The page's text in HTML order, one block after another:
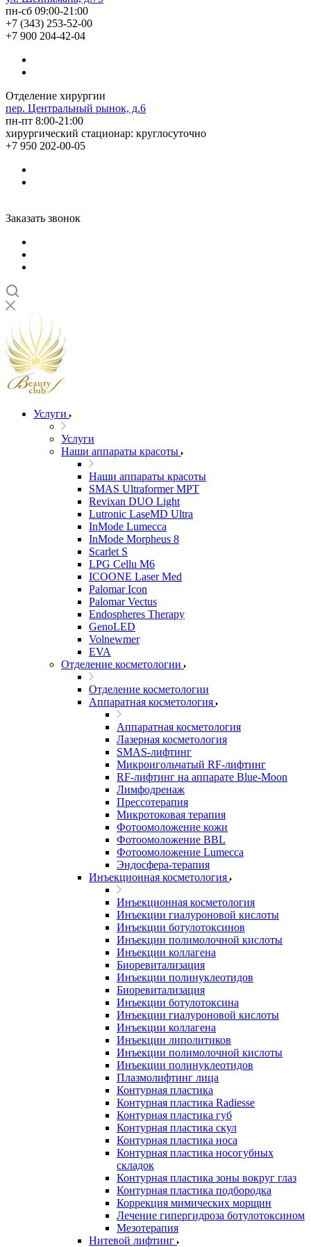
пн-сб 09:00-21:00
+7 (343) 253-52-00
+7 900 204-42-04
Отделение хирургии
пер. Центральный рынок, д.6
пн-пт 8:00-21:00
хирургический стационар: круглосуточно
+7 950 202-00-05
Заказать звонок
Услуги
Услуги
Наши аппараты красоты
Наши аппараты красоты
SMAS Ultraformer MPT
Revixan DUO Light
Lutronic LaseMD Ultra
InMode Lumecca
InMode Morpheus 8
Scarlet S
LPG Cellu M6
ICOONE Laser Med
Palomar Icon
Palomar Vectus
Endospheres Therapy
GenoLED
Volnewmer
EVA
Отделение косметологии
Отделение косметологии
Аппаратная косметология
Аппаратная косметология
Лазерная косметология
SMAS-лифтинг
Микроигольчатый RF-лифтинг
RF-лифтинг на аппарате Blue-Moon
Лимфодренаж
Прессотерапия
Микротоковая терапия
Фотоомоложение кожи
Фотоомоложение BBL
Фотоомоложение Lumecca
Эндосфера-терапия
Инъекционная косметология
Инъекционная косметология
Инъекции гиалуроновой кислоты
Инъекции ботулотоксинов
Инъекции полимолочной кислоты
Инъекции коллагена
Биоревитализация
Инъекции полинуклеотидов
Биоревитализация
Инъекции ботулотоксина
Инъекции гиалуроновой кислоты
Инъекции коллагена
Инъекции липолитиков
Инъекции полимолочной кислоты
Инъекции полинуклеотидов
Плазмолифтинг лица
Контурная пластика
Контурная пластика Radiesse
Контурная пластика губ
Контурная пластика скул
Контурная пластика носа
Контурная пластика носогубных
складок
Контурная пластика зоны вокруг глаз
Контурная пластика подбородка
Коррекция мимических морщин
Лечение гипергидроза ботулотоксином
Мезотерапия
Нитевой лифтинг